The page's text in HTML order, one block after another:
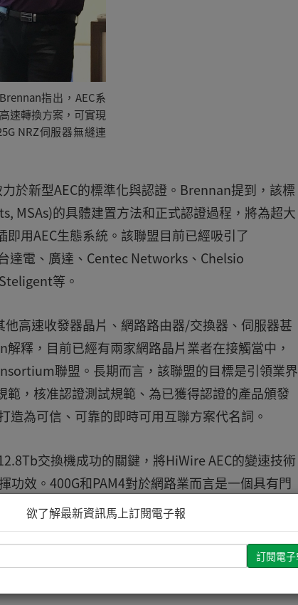
指出，AEC系
速轉換方案，可實現
NRZ伺服器無縫連
於新型AEC的標準化與認證。Brennan提到，該標
MSAs)的具體建置方法和正式認證過程，將為超大
用AEC生態系統。該聯盟目前已經吸引了
達電、廣達、Centec Networks、Chelsio
等。
高速收發器晶片、網路路由器/交換器、伺服器甚
釋，目前已經有兩家網路晶片業者在接觸當中，
聯盟。長期而言，該聯盟的目標是引領業界
範，核准認證測試規範、為已獲得認證的產品頒發
為可信、可靠的即時可用互聯方案代名詞。
交換機成功的關鍵，將HiWire AEC的變速技術
效。400G和PAM4對於網路業而言是一個具有門
系統認證工作。HiWire Consortium將協助建立
欲了解最新資訊馬上訂閱電子報
輸